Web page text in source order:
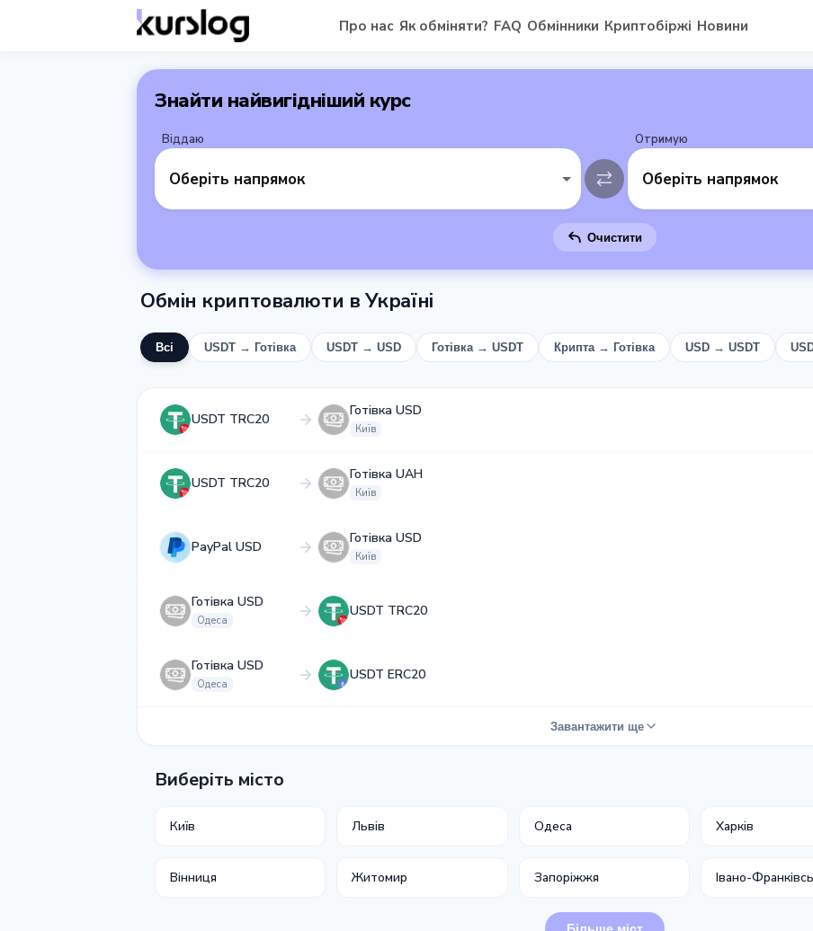
Про нас Як обміняти? FAQ Обмінники Криптобіржі Новини
Знайти найвигідніший курс
Віддаю
Оберіть напрямок
Отримую
Оберіть напрямок
Очистити
Обмін криптовалюти в Україні
Всі USDT → Готівка USDT → USD Готівка → USDT Крипта → Готівка USD → USDT
USDT TRC20
Готівка USD
Київ
USDT TRC20
Готівка UAH
Київ
PayPal USD
Готівка USD
Київ
Готівка USD
Одеса
USDT TRC20
Готівка USD
Одеса
USDT ERC20
Завантажити ще
Виберіть місто
Київ Львів Одеса Харків
Вінниця Житомир Запоріжжя Івано-